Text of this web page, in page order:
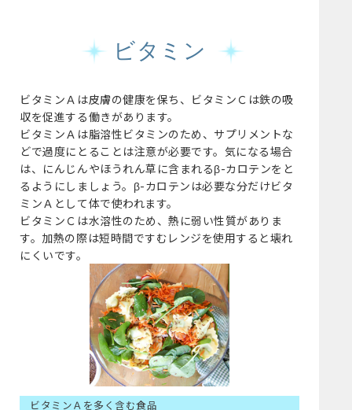
ビタミン
ビタミンＡは皮膚の健康を保ち、ビタミンＣは鉄の吸
収を促進する働きがあります。
ビタミンＡは脂溶性ビタミンのため、サプリメントな
どで過度にとることは注意が必要です。気になる場合
は、にんじんやほうれん草に含まれるβ-カロテンをと
るようにしましょう。β-カロテンは必要な分だけビタ
ミンＡとして体で使われます。
ビタミンＣは水溶性のため、熱に弱い性質がありま
す。加熱の際は短時間ですむレンジを使用すると壊れ
にくいです。
ビタミンＡを多く含む食品